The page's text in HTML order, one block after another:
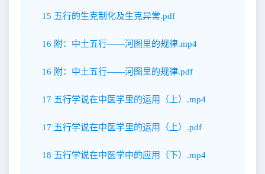
15 五行的生克制化及生克异常.pdf
16 附：中土五行——河图里的规律.mp4
16 附：中土五行——河图里的规律.pdf
17 五行学说在中医学里的运用（上）.mp4
17 五行学说在中医学里的运用（上）.pdf
18 五行学说在中医学中的应用（下）.mp4